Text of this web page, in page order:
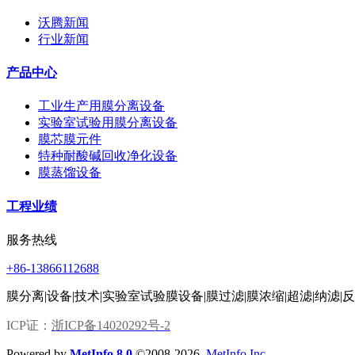
沃腾新闻
行业新闻
产品中心
工业生产用膜分离设备
实验室试验用膜分离设备
膜芯膜元件
特种耐酸碱回收净化设备
膜蒸馏设备
工程业绩
服务热线
+86-13866112688
膜分离|设备|技术|实验室试验膜设备|膜过滤|膜浓缩|超滤|纳滤|
ICP证： 浙ICP备14020292号-2